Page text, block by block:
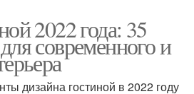
2022 года: 35
современного и
дизайна гостиной в 2022 году